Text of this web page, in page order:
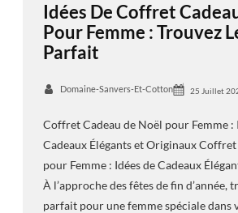
Idées De Coffret
Pour Femme : Trouvez
Parfait
Domaine-Sanvers-Et-Cotton 25 Juillet
Coffret Cadeau de Noël pour Femme :
Cadeaux Élégants et Originaux Coffret
pour Femme : Idées de Cadeaux
À l’approche des fêtes de fin d’année,
parfait pour une femme spéciale dans